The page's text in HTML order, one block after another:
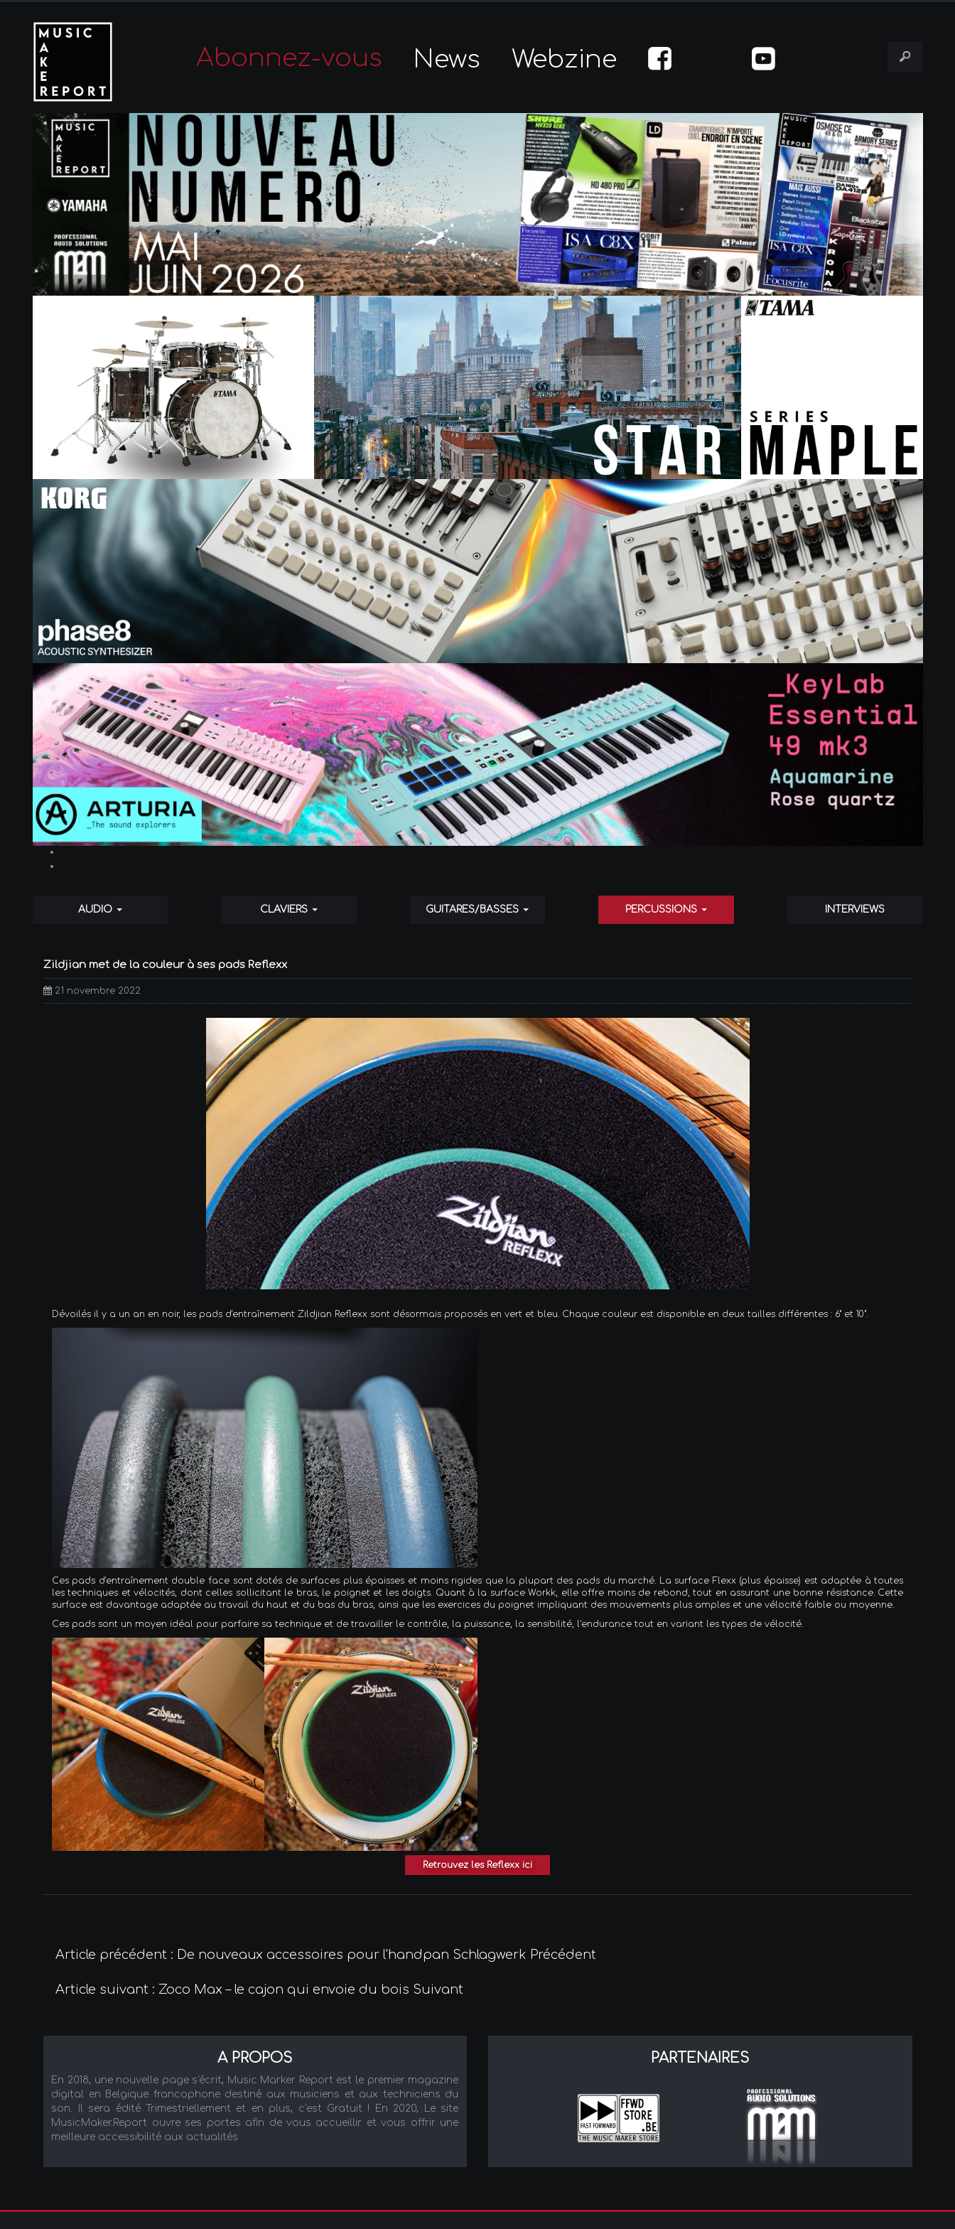
Abonnez-vous News Webzine
AUDIO CLAVIERS GUITARES/BASSES PERCUSSIONS INTERVIEWS
Zildjian met de la couleur à ses pads Reflexx
21 novembre 2022
Dévoilés il y a un an en noir, les pads d'entraînement Zildjian Reflexx sont désormais proposés en vert et bleu. Chaque couleur est disponible en deux tailles différentes : 6" et 10".
Ces pads d'entraînement double face sont dotés de surfaces plus épaisses et moins rigides que la plupart des pads du marché. La surface Flexx (plus épaisse) est adaptée à toutes
les techniques et vélocités, dont celles sollicitant le bras, le poignet et les doigts. Quant à la surface Workk, elle offre moins de rebond, tout en assurant une bonne résistance. Cette
surface est davantage adaptée au travail du haut et du bas du bras, ainsi que les exercices du poignet impliquant des mouvements plus amples et une vélocité faible ou moyenne.
Ces pads sont un moyen idéal pour parfaire sa technique et de travailler le contrôle, la puissance, la sensibilité, l'endurance tout en variant les types de vélocité.
Retrouvez les Reflexx ici
Article précédent : De nouveaux accessoires pour l'handpan Schlagwerk Précédent
Article suivant : Zoco Max – le cajon qui envoie du bois Suivant
A PROPOS
En 2018, une nouvelle page s'écrit, Music Marker Report est le premier magazine
digital en Belgique francophone destiné aux musiciens et aux techniciens du
son. Il sera édité Trimestriellement et en plus, c'est Gratuit ! En 2020, Le site
MusicMaker.Report ouvre ses portes afin de vous accueillir et vous offrir une
meilleure accessibilité aux actualités
PARTENAIRES